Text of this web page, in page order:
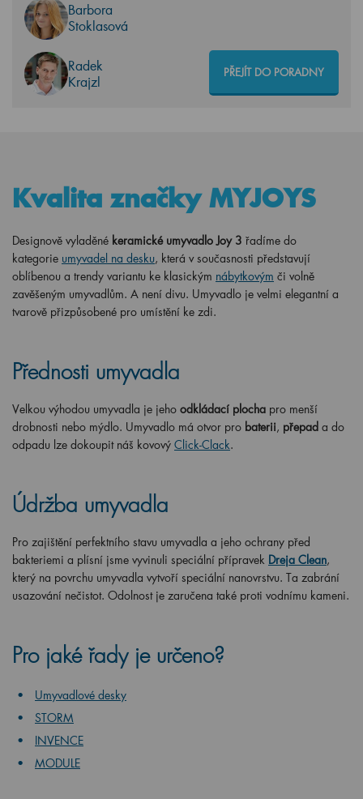
Barbora
Stoklasová
Radek
Krajzl
PŘEJÍT DO PORADNY
Kvalita značky MYJOYS
Designově vyladěné keramické umyvadlo Joy 3 řadíme do
kategorie umyvadel na desku, která v současnosti představují
oblíbenou a trendy variantu ke klasickým nábytkovým či volně
zavěšeným umyvadlům. A není divu. Umyvadlo je velmi elegantní a
tvarově přizpůsobené pro umístění ke zdi.
Přednosti umyvadla
Velkou výhodou umyvadla je jeho odkládací plocha pro menší
drobnosti nebo mýdlo. Umyvadlo má otvor pro baterii, přepad a do
odpadu lze dokoupit náš kovový Click-Clack.
Údržba umyvadla
Pro zajištění perfektního stavu umyvadla a jeho ochrany před
bakteriemi a plísní jsme vyvinuli speciální přípravek Dreja Clean,
který na povrchu umyvadla vytvoří speciální nanovrstvu. Ta zabrání
usazování nečistot. Odolnost je zaručena také proti vodnímu kameni.
Pro jaké řady je určeno?
Umyvadlové desky
STORM
INVENCE
MODULE